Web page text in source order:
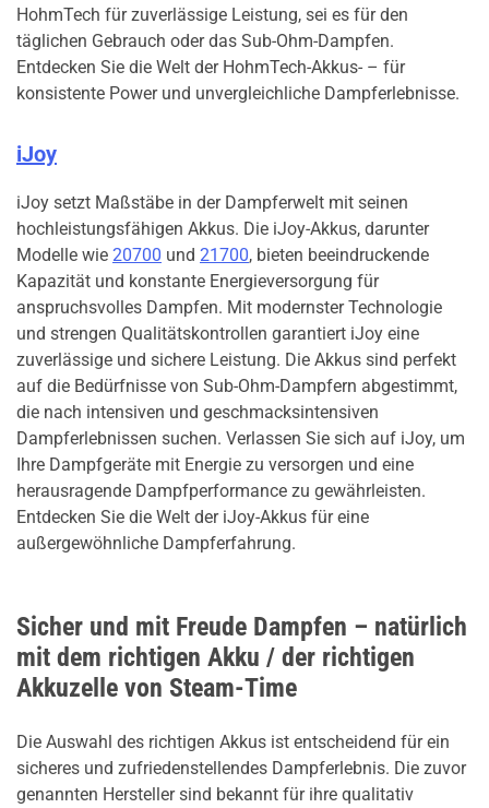
HohmTech für zuverlässige Leistung, sei es für den
täglichen Gebrauch oder das Sub-Ohm-Dampfen.
Entdecken Sie die Welt der HohmTech-Akkus- – für
konsistente Power und unvergleichliche Dampferlebnisse.
iJoy
iJoy setzt Maßstäbe in der Dampferwelt mit seinen
hochleistungsfähigen Akkus. Die iJoy-Akkus, darunter
Modelle wie 20700 und 21700, bieten beeindruckende
Kapazität und konstante Energieversorgung für
anspruchsvolles Dampfen. Mit modernster Technologie
und strengen Qualitätskontrollen garantiert iJoy eine
zuverlässige und sichere Leistung. Die Akkus sind perfekt
auf die Bedürfnisse von Sub-Ohm-Dampfern abgestimmt,
die nach intensiven und geschmacksintensiven
Dampferlebnissen suchen. Verlassen Sie sich auf iJoy, um
Ihre Dampfgeräte mit Energie zu versorgen und eine
herausragende Dampfperformance zu gewährleisten.
Entdecken Sie die Welt der iJoy-Akkus für eine
außergewöhnliche Dampferfahrung.
Sicher und mit Freude Dampfen – natürlich
mit dem richtigen Akku / der richtigen
Akkuzelle von Steam-Time
Die Auswahl des richtigen Akkus ist entscheidend für ein
sicheres und zufriedenstellendes Dampferlebnis. Die zuvor
genannten Hersteller sind bekannt für ihre qualitativ